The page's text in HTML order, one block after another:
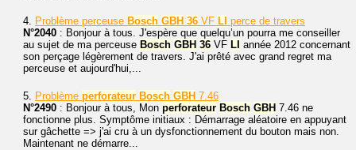
4. Problème perceuse Bosch GBH 36 VF LI perce de travers
N°2040 : Bonjour à tous. J'espère que quelqu’un pourra me conseiller
au sujet de ma perceuse Bosch GBH 36 VF LI année 2012 concernant
son perçage légèrement de travers. J'ai prêté avec grand regret ma
perceuse et aujourd'hui,...
5. Problème perforateur Bosch GBH 7.46
N°2490 : Bonjour à tous, Mon perforateur Bosch GBH 7.46 ne
fonctionne plus. Symptôme initiaux : Démarrage aléatoire en appuyant
sur gâchette => j'ai cru à un dysfonctionnement du bouton mais non.
Maintenant ne démarre...